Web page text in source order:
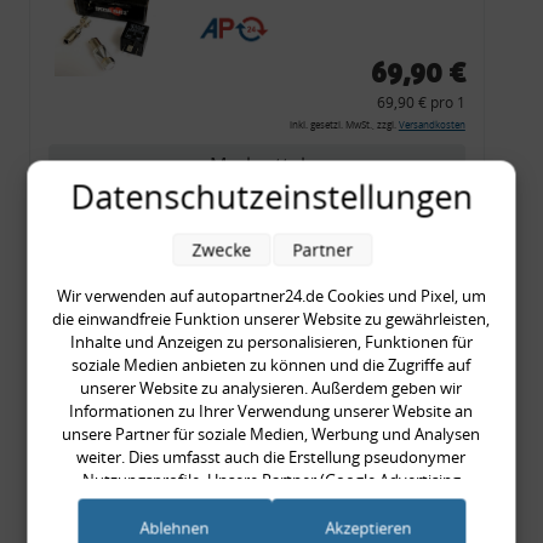
CF 14
69,90 €
69,90 € pro 1
inkl. gesetzl. MwSt., zzgl. Versandkosten
Merkzettel
Zum Artikel
Rückleuchtenband mit
Blinker, rot, US-Ecken,
Audi 80 Cabrio, Typ 89,
OE-Nr.: 8G0945225 +
8G0945225C
999,99 €
999,99 € pro 1
Datenschutzeinstellungen
Wir verwenden auf autopartner24.de Cookies und Pixel, um
die einwandfreie Funktion unserer Website zu gewährleisten,
Inhalte und Anzeigen zu personalisieren, Funktionen für
soziale Medien anbieten zu können und die Zugriffe auf
unserer Website zu analysieren. Außerdem geben wir
Informationen zu Ihrer Verwendung unserer Website an
unsere Partner für soziale Medien, Werbung und Analysen
weiter. Dies umfasst auch die Erstellung pseudonymer
Nutzungsprofile. Unsere Partner (Google Advertising
Products) führen diese Informationen möglicherweise mit
weiteren Daten zusammen, die Sie ihnen bereitgestellt haben
Zwecke Partner
Ablehnen Akzeptieren